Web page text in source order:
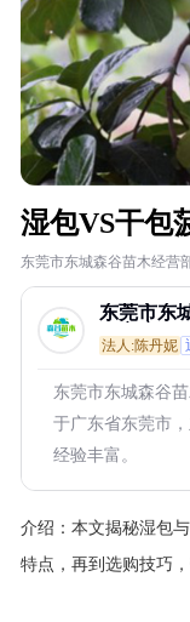
湿包VS干包
东莞市东城森谷苗木经营
东莞市东
工商户)
法人:陈丹妮
东莞市东城森谷
于广东省东莞市
经验丰富。
介绍： 本文揭秘湿包
特点，再到选购技巧